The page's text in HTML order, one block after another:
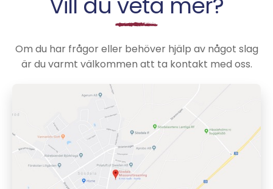
Om du har frågor eller behöver hjälp av något slag
är du varmt välkommen att ta kontakt med oss.